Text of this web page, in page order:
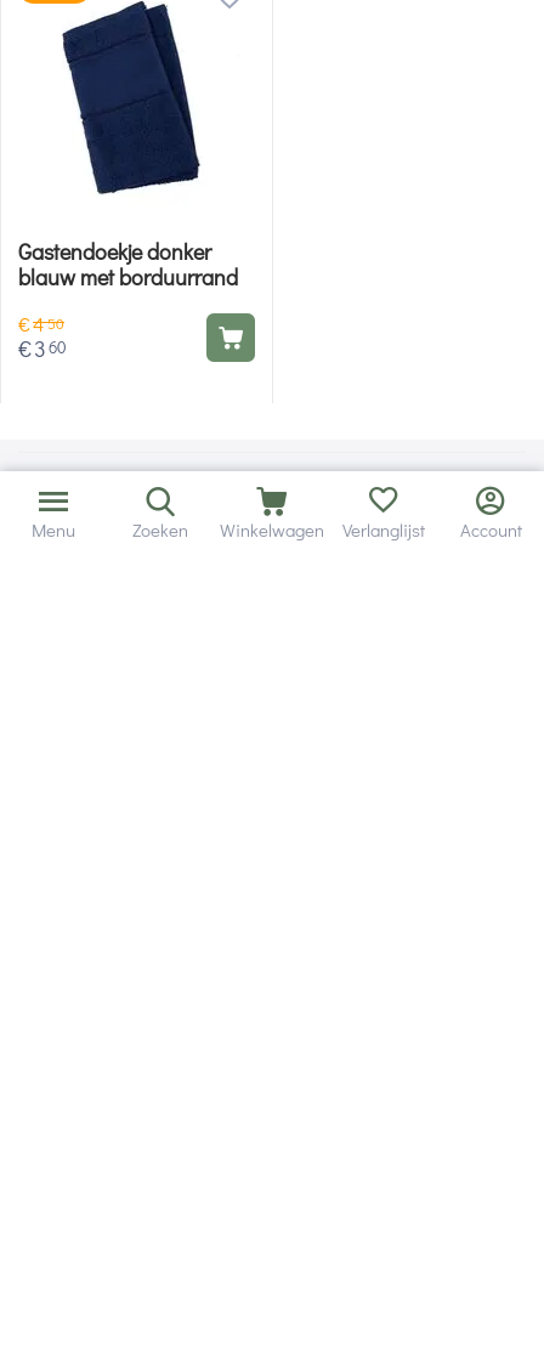
Gastendoekje donker
blauw met borduurrand
€450
€360
Menu Zoeken Winkelwagen Verlanglijst Account